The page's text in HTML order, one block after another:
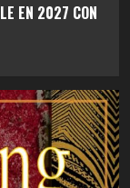
EN 2027 CON